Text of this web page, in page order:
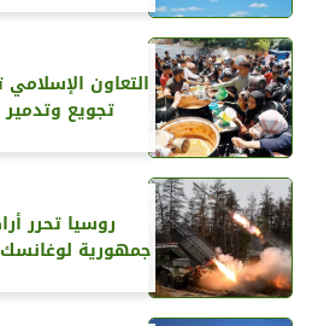
التعاون
تجويع
روسيا تحرر
جمهورية لوغانسك